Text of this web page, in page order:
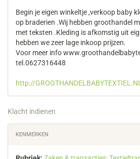
Begin je eigen winkeltje ,verkoop baby
op braderien .Wij hebben groothandel
met teksten .Kleding is afkomstig uit
hebben we zeer lage inkoop prijzen.
Voor meer info
tel.0627316448
http://
Klacht indienen
KENMERKEN